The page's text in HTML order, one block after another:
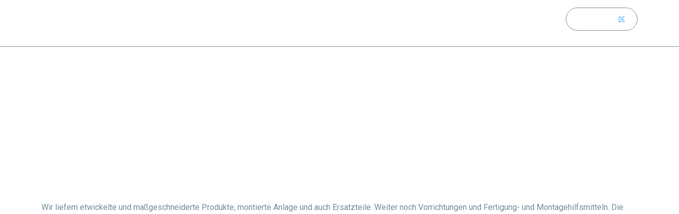
DE
Wir liefern etwickelte und maßgeschneiderte Produkte, montierte Anlage und auch Ersatzteile. Weiter noch Vorrichtungen und Fertigung- und Montagehilfsmitteln. Die